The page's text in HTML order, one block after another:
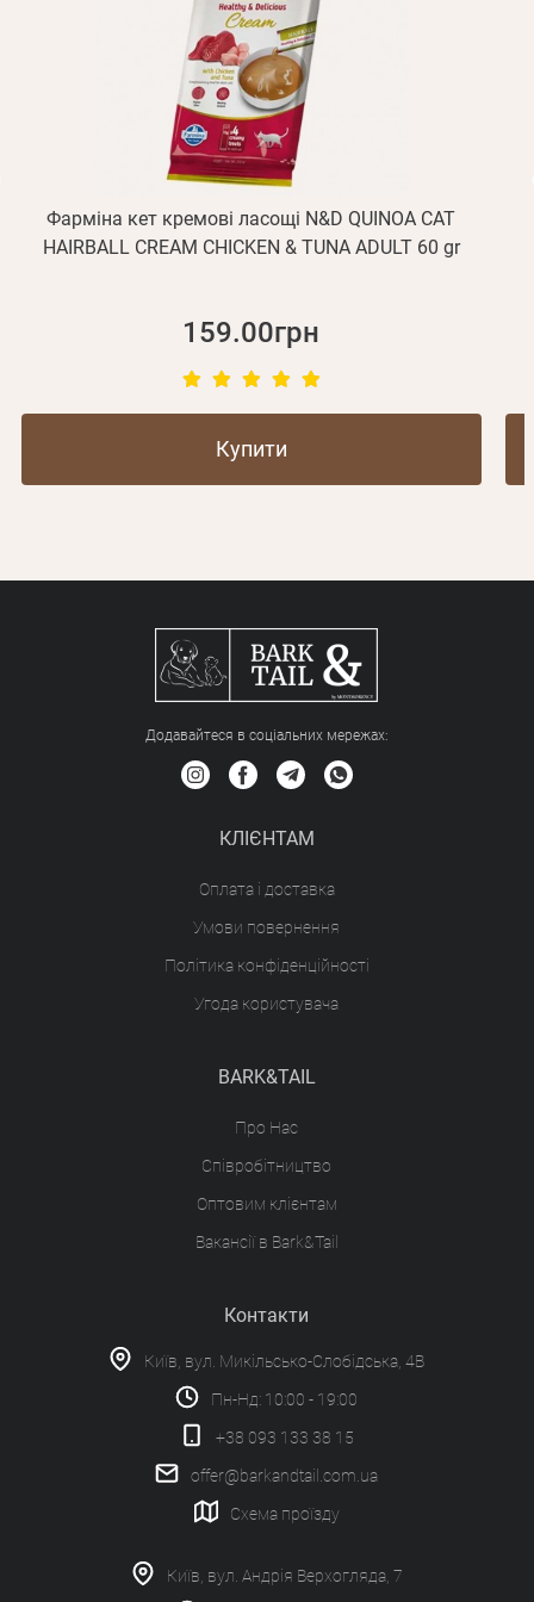
Фарміна кет кремові ласощі N&D QUINOA CAT
HAIRBALL CREAM CHICKEN & TUNA ADULT 60 gr
159.00грн
Купити
Додавайтеся в соціальних мережах:
КЛІЄНТАМ
Оплата і доставка
Умови повернення
Політика конфіденційності
Угода користувача
BARK&TAIL
Про Нас
Співробітництво
Оптовим клієнтам
Вакансії в Bark&Tail
Контакти
Київ, вул. Микільсько-Слобідська, 4В
Пн-Нд: 10:00 - 19:00
+38 093 133 38 15
offer@barkandtail.com.ua
Схема проїзду
Київ, вул. Андрія Верхогляда, 7
Відправити
Реєстрація
або з допомогою
Згадали пароль?
Не прийшов лист?Повторити відправку